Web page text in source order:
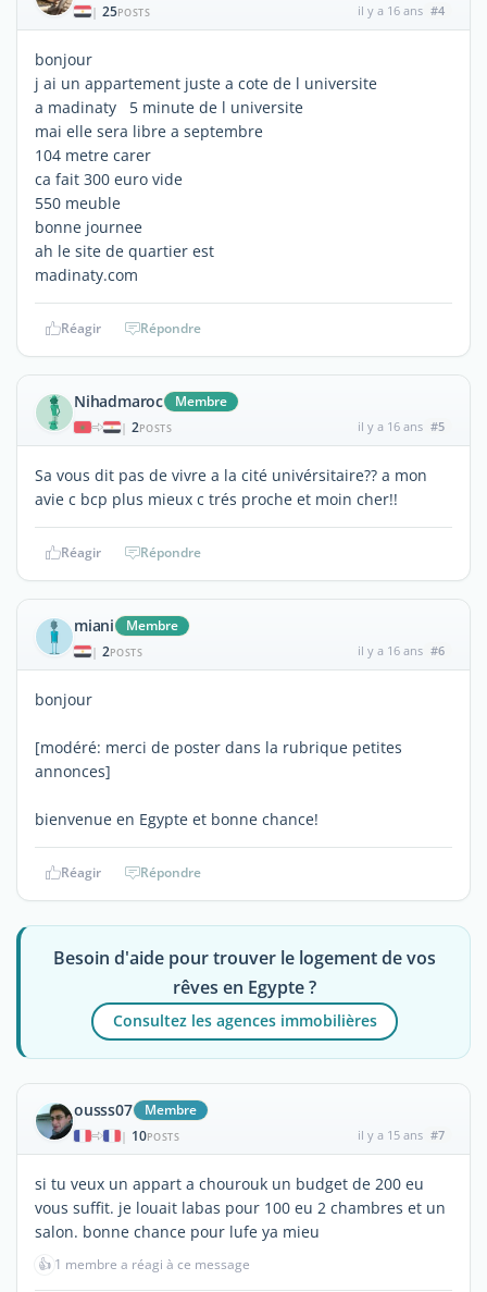
| 25POSTS il y a 16 ans #4
bonjour
j ai un appartement juste a cote de l universite
a madinaty 5 minute de l universite
mai elle sera libre a septembre
104 metre carer
ca fait 300 euro vide
550 meuble
bonne journee
ah le site de quartier est
madinaty.com
Réagir Répondre
Nihadmaroc Membre
| 2POSTS il y a 16 ans #5
Sa vous dit pas de vivre a la cité univérsitaire?? a mon
avie c bcp plus mieux c trés proche et moin cher!!
Réagir Répondre
miani Membre
| 2POSTS il y a 16 ans #6
bonjour
[modéré: merci de poster dans la rubrique petites
annonces]
bienvenue en Egypte et bonne chance!
Réagir Répondre
Besoin d'aide pour trouver le logement de vos
rêves en Egypte ?
Consultez les agences immobilières
ousss07 Membre
| 10POSTS il y a 15 ans #7
si tu veux un appart a chourouk un budget de 200 eu
vous suffit. je louait labas pour 100 eu 2 chambres et un
salon. bonne chance pour lufe ya mieu
👍 1 membre a réagi à ce message